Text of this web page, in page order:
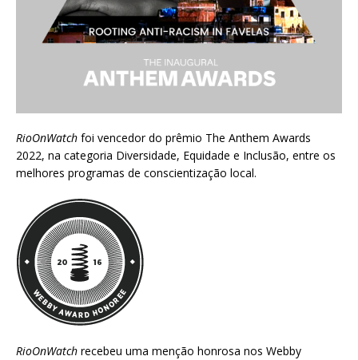
RioOnWatch foi vencedor do prêmio The Anthem Awards
2022, na categoria Diversidade, Equidade e Inclusão, entre os
melhores programas de conscientização local.
RioOnWatch recebeu uma menção honrosa nos Webby